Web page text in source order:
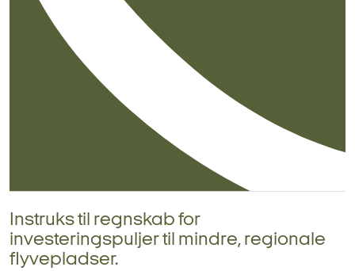
Instruks til regnskab for
investeringspuljer til mindre, regionale
flyvepladser.